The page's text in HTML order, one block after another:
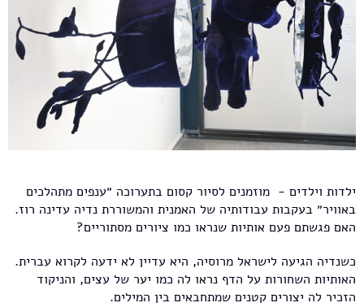
ילדות וילדים - מוזמנים לסיור קסום בתערוכה ״ענפים מתהלכים
באוויר״ בעקבות עבודותיה של האמנית והמשוררת נדיה עדינה רוז.
האם פגשתם פעם אותיות שנראו כמו ציורים מסתוריים?
כשנדיה הגיעה לישראל מרוסיה, היא עדיין לא ידעה לקרוא עברית.
האותיות השחורות על הדף נראו לה כמו יער של עצים, והניקוד
הזכיר לה יצורים קטנים שמתחבאים בין המילים.